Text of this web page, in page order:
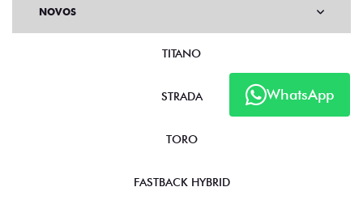
WhatsApp
NOVOS
TITANO
STRADA
TORO
FASTBACK HYBRID